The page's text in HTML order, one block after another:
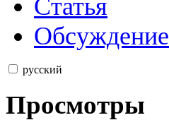
Статья
Обсуждение
русский
Просмотры